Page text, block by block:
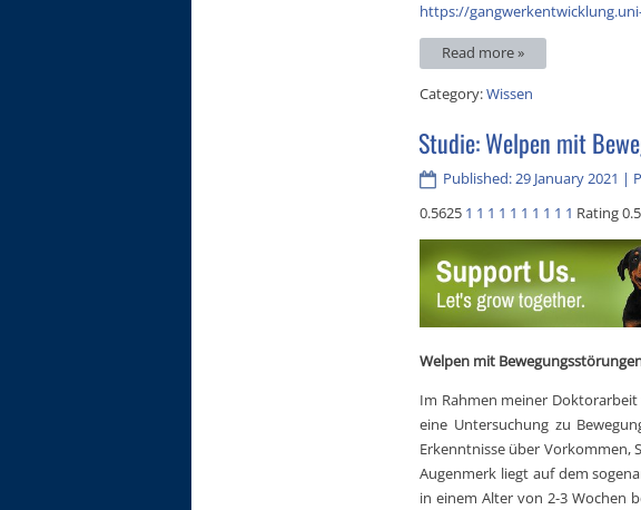
https://
Read more »
Category:Wissen
Studie: Welpen mit
Published: 29 January 2021 |
0.5625 1 1 1 1 1 1 1 1 1 1 Rating
Welpen mit
Im Rahmen meiner
eine Untersuchung zu
Erkenntnisse über Vorkommen,
Augenmerk liegt auf dem
in einem Alter von 2-3 Wochen